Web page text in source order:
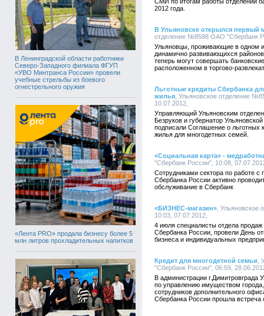
В Ленинградской области работники
Северо-Западного филиала ФГУП
«УВО Минтранса России» провели
учебные стрельбы из боевого
огнестрельного оружия
«Лента PRO» продала бизнесу более 5
млн литров прохладительных напитков
2012 года.
В Ульяновске открылся первый
отделение №8588 ОАО "Сбербанк
Ульяновцы, проживающие в одном
динамично развивающихся
теперь могут совершать
расположенном в торгово-
Льготные кредиты Сбербанка
жилья , Ульяновское отделение
10.07.2012,
Управляющий Ульяновским
Безруков и губернатор
подписали Соглашение о льготных
жилья для многодетных семей.
«Социальная карта» -
"Сбербанк России", 10:08,
Сотрудниками сектора по работе с
Сбербанка России активно
обслуживание в Сбербанк
«БИЗНЕС-магазин» ,
10:03, 07.07.2012,
4 июля специалисты отдела
Сбербанка России, провели День
бизнеса и индивидуальных
Кредит для многодетной семьи ,
"Сбербанк России", 06:59,
В администрации г.Димитровграда
по управлению имуществом
сотрудников дополнительного
Сбербанка России прошла